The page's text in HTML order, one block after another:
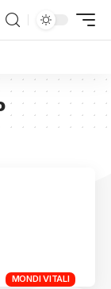
MONDI VITALI